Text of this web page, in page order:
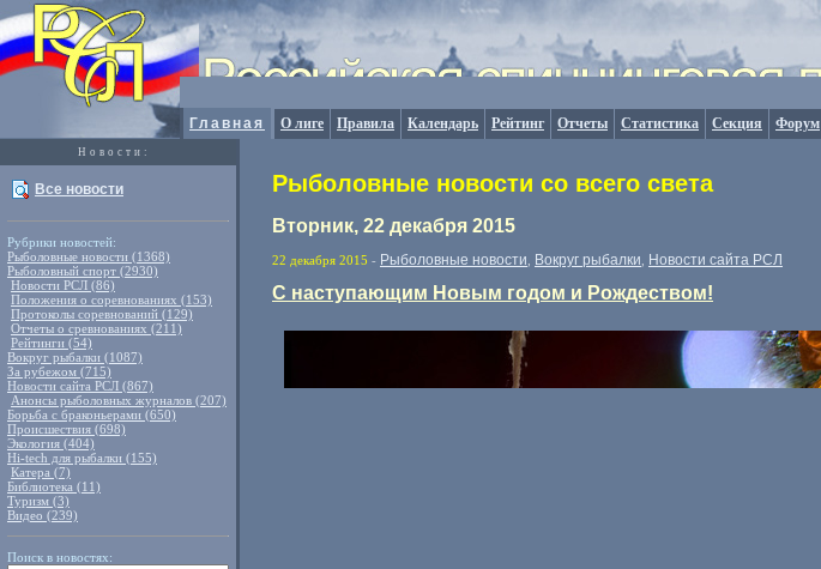
Главная О лиге Правила Календарь Рейтинг Отчеты Статистика Секция Форум
Новости:
Все новости
Рубрики новостей:
Рыболовные новости (1368)
Рыболовный спорт (2930)
Новости РСЛ (86)
Положения о соревнованиях (153)
Протоколы соревнований (129)
Отчеты о сревнованиях (211)
Рейтинги (54)
Вокруг рыбалки (1087)
За рубежом (715)
Новости сайта РСЛ (867)
Анонсы рыболовных журналов (207)
Борьба с браконьерами (650)
Происшествия (698)
Экология (404)
Hi-tech для рыбалки (155)
Катера (7)
Библиотека (11)
Туризм (3)
Видео (239)
Поиск в новостях:
Рыболовные новости со всего света
Вторник, 22 декабря 2015
22 декабря 2015 - Рыболовные новости Вокруг рыбалки Новости сайта РСЛ
С наступающим Новым годом и Рождеством!